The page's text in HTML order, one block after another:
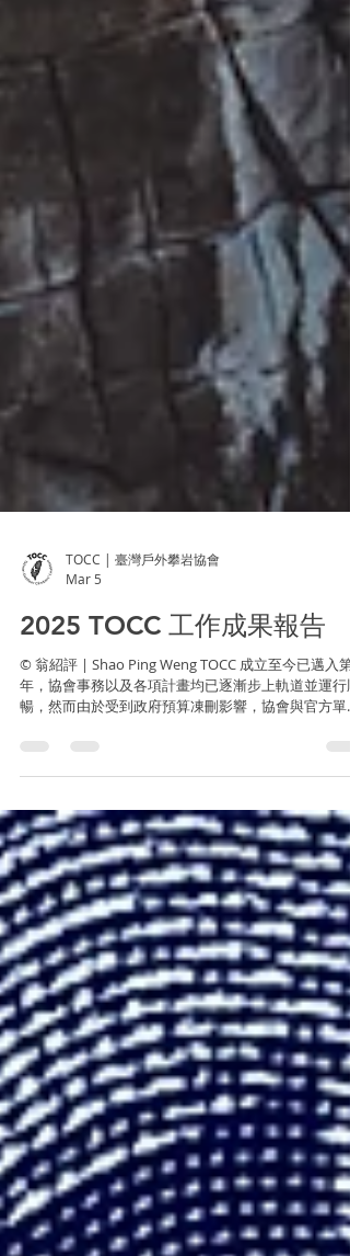
Mar 5
2025 TOCC 工作成果報告
© 翁紹評 | Shao Ping Weng TOCC 成立至今已邁入第
暢，然而由於受到政府預算凍刪影響，協會與官方單位
合作對象與管道，藉以充實協會資源讓各項事務能夠更
順利地運作。此外也必須感謝長期戮力相挺的各方好
友，總是願意作為我們的堅實後盾，讓我們得以從容地
面對各種挑戰，共同讓我們的攀岩環境更臻完善；我們
的步伐或許緩慢，但每一步都堅穩而踏實。 我們竭誠
迎更多朋友加入我們的陣容，無論是 加入成為新會員 或
捐款支持 ，抑或投身各項計劃小組擔任團隊志工，都
匯聚成一股莫大的助力，讓我們鍾愛的岩場與攀岩社群
能夠日漸壯大。 2024 – 2025 工作成果報告 Rebolting
Project｜固定點維護計畫 現有錨栓監測 校門口 – ＃
Oh No! – 運攀 – 合格 8 (316_TW) 校門口 – ＃550 Oh! –
運攀 – 合格 8 (316_TW) 黃金谷 – ＃140 黑臉